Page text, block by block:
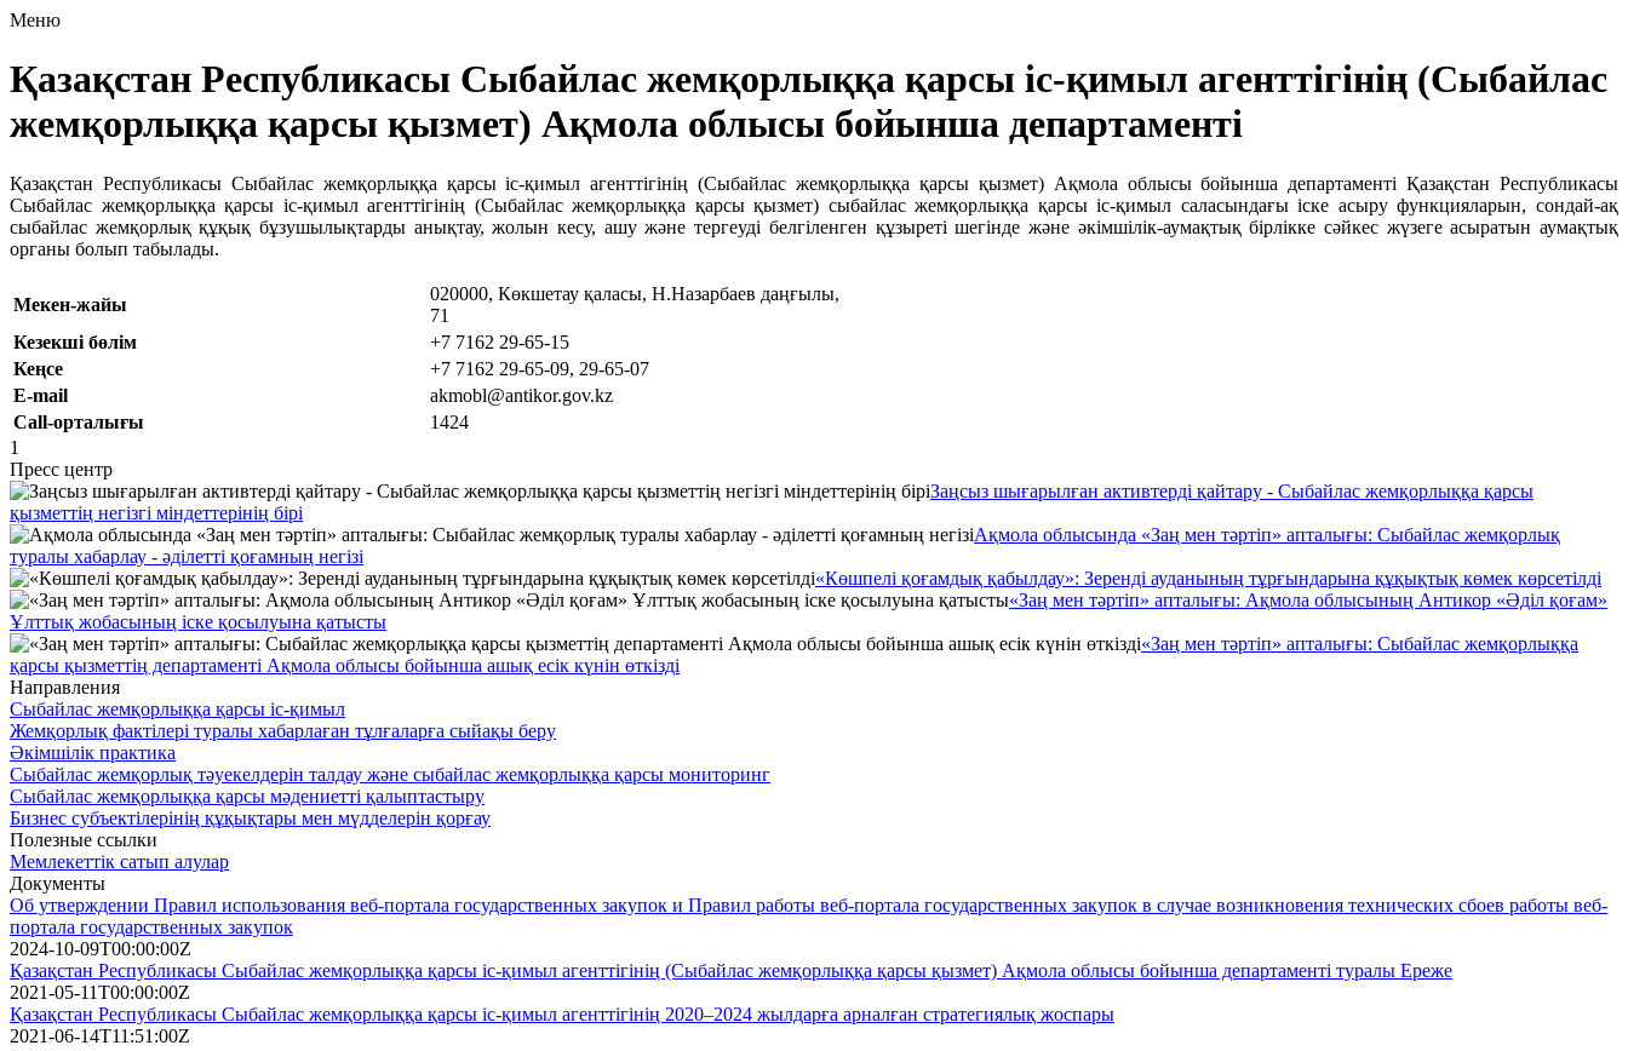
Меню
Қазақстан Республикасы Сыбайлас жемқорлыққа қарсы іс-қимыл агенттігінің (Сыбайлас
жемқорлыққа қарсы қызмет) Ақмола облысы бойынша департаменті
Қазақстан Республикасы Сыбайлас жемқорлыққа қарсы іс-қимыл агенттігінің (Сыбайлас жемқорлыққа қарсы қызмет) Ақмола облысы бойынша департаменті Қазақстан Республикасы
Сыбайлас жемқорлыққа қарсы іс-қимыл агенттігінің (Сыбайлас жемқорлыққа қарсы қызмет) сыбайлас жемқорлыққа қарсы іс-қимыл саласындағы іске асыру функцияларын, сондай-ақ
сыбайлас жемқорлық құқық бұзушылықтарды анықтау, жолын кесу, ашу және тергеуді белгіленген құзыреті шегінде және әкімшілік-аумақтық бірлікке сәйкес жүзеге асыратын аумақтық
органы болып табылады.
Мекен-жайы
020000, Көкшетау қаласы, Н.Назарбаев даңғылы,
71
Кезекші бөлім
+7 7162 29-65-15
Кеңсе
+7 7162 29-65-09, 29-65-07
E-mail
akmobl@antikor.gov.kz
Call-орталығы
1424
1
Пресс центр
Заңсыз шығарылған активтерді қайтару - Сыбайлас жемқорлыққа қарсы
қызметтің негізгі міндеттерінің бірі
Ақмола облысында «Заң мен тәртіп» апталығы: Сыбайлас жемқорлық
туралы хабарлау - әділетті қоғамның негізі
«Көшпелі қоғамдық қабылдау»: Зеренді ауданының тұрғындарына құқықтық көмек көрсетілді
«Заң мен тәртіп» апталығы: Ақмола облысының Антикор «Әділ қоғам»
Ұлттық жобасының іске қосылуына қатысты
«Заң мен тәртіп» апталығы: Сыбайлас жемқорлыққа
қарсы қызметтің департаменті Ақмола облысы бойынша ашық есік күнін өткізді
Направления
Сыбайлас жемқорлыққа қарсы іс-қимыл
Жемқорлық фактілері туралы хабарлаған тұлғаларға сыйақы беру
Әкімшілік практика
Сыбайлас жемқорлық тәуекелдерін талдау және сыбайлас жемқорлыққа қарсы мониторинг
Сыбайлас жемқорлыққа қарсы мәдениетті қалыптастыру
Бизнес субъектілерінің құқықтары мен мүдделерін қорғау
Полезные ссылки
Мемлекеттік сатып алулар
Документы
Об утверждении Правил использования веб-портала государственных закупок и Правил работы веб-портала государственных закупок в случае возникновения технических сбоев работы веб-
портала государственных закупок
2024-10-09T00:00:00Z
Қазақстан Республикасы Сыбайлас жемқорлыққа қарсы іс-қимыл агенттігінің (Сыбайлас жемқорлыққа қарсы қызмет) Ақмола облысы бойынша департаменті туралы Ереже
2021-05-11T00:00:00Z
Қазақстан Республикасы Cыбайлас жемқорлыққа қарсы іс-қимыл агенттігінің 2020–2024 жылдарға арналған стратегиялық жоспары
2021-06-14T11:51:00Z